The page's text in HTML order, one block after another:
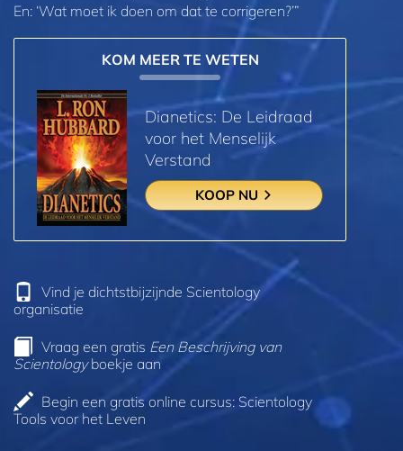
En: ‘Wat moet ik doen om dat te corrigeren?’”
KOM MEER TE WETEN
Dianetics: De Leidraad
voor het Menselijk
Verstand
KOOP NU
Vind je dichtstbijzijnde Scientology
organisatie
Vraag een gratis Een Beschrijving van
Scientologyboekje aan
Begin een gratis online cursus: Scientology
Tools voor het Leven